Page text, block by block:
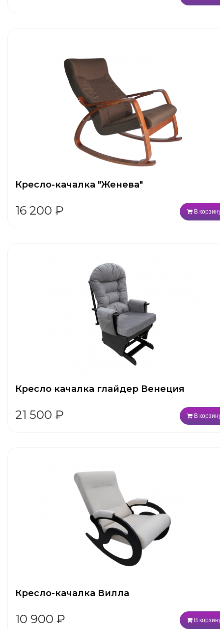
Кресло-качалка "Женева"
16 200 ₽ В
Кресло качалка глайдер Венеция
21 500 ₽ В
Кресло-качалка Вилла
10 900 ₽ В